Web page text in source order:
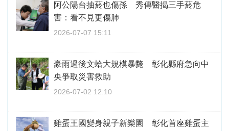
阿公陽台抽菸也傷孫 秀傳醫揭三手菸危
害：看不見更傷肺
2026-07-07 15:11
豪雨過後文蛤大規模暴斃 彰化縣府急向中
央爭取災害救助
2026-07-02 12:10
雞蛋王國變身親子新樂園 彰化首座雞蛋主